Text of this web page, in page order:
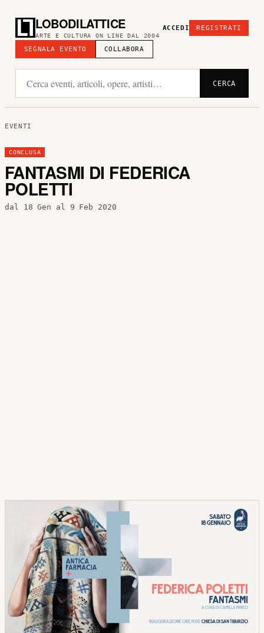
LOBODILATTICE
ARTE E CULTURA ON LINE DAL 2004
SEGNALA EVENTO COLLABORA
ACCEDI REGISTRATI
CERCA
EVENTI
CONCLUSA
FANTASMI DI FEDERICA
POLETTI
dal 18 Gen al 9 Feb 2020